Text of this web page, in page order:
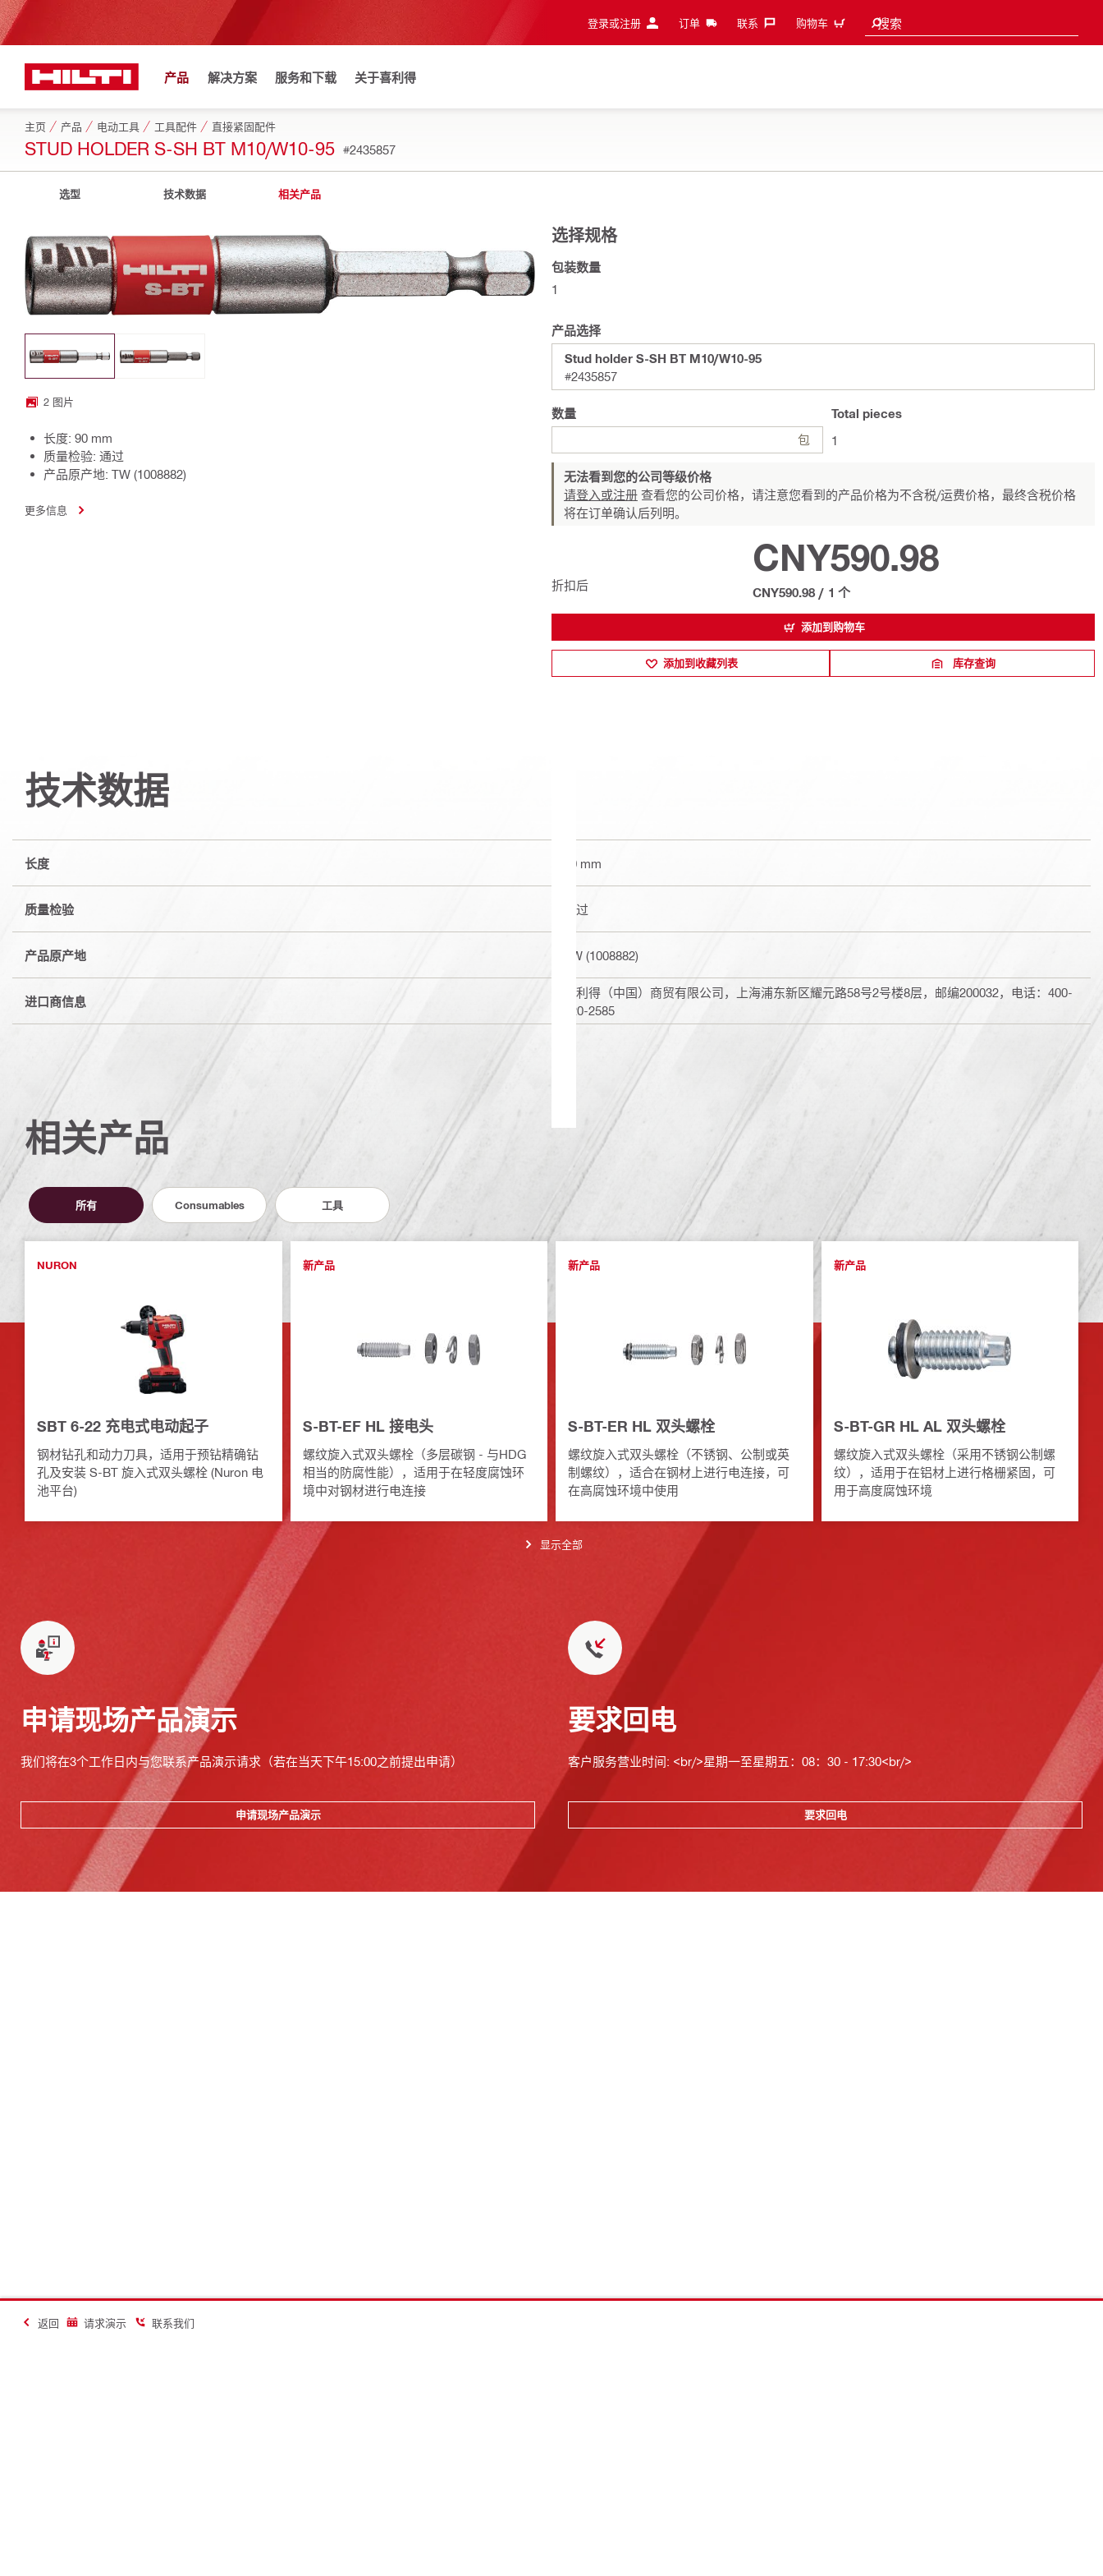
登录或注册 订单 联系‎ 购物车 搜索
Search suggestions
产品 解决方案 服务和下载 关于喜利得
主页 产品 电动工具 工具配件 直接紧固配件
STUD HOLDER S-SH BT M10/W10-95 #2435857
选型 技术数据 相关产品
2 图片
长度: 90 mm
质量检验: 通过
产品原产地: TW (1008882)
更多信息
选择规格
包装数量
1
产品选择
Stud holder S-SH BT M10/W10-95
#2435857
数量
包
Total pieces
1
无法看到您的公司等级价格
请登入或注册 查看您的公司价格，请注意您看到的产品价格为不含税/运费价格，最终含税价格
将在订单确认后列明。
折扣后
CNY590.98
CNY590.98 / 1 个
添加到购物车
添加到收藏列表 库存查询
技术数据
长度 90 mm
质量检验 通过
产品原产地 TW (1008882)
进口商信息
喜利得（中国）商贸有限公司，上海浦东新区耀元路58号2号楼8层，邮编200032，电话：400-
820-2585
相关产品
所有 Consumables 工具
NURON
SBT 6-22 充电式电动起子
钢材钻孔和动力刀具，适用于预钻精确钻
孔及安装 S-BT 旋入式双头螺栓 (Nuron 电
池平台)
新产品
S-BT-EF HL 接电头
螺纹旋入式双头螺栓（多层碳钢 - 与HDG
相当的防腐性能），适用于在轻度腐蚀环
境中对钢材进行电连接
新产品
S-BT-ER HL 双头螺栓
螺纹旋入式双头螺栓（不锈钢、公制或英
制螺纹），适合在钢材上进行电连接，可
在高腐蚀环境中使用
新产品
S-BT-GR HL AL 双头螺栓
螺纹旋入式双头螺栓（采用不锈钢公制螺
纹），适用于在铝材上进行格栅紧固，可
用于高度腐蚀环境
显示全部
申请现场产品演示
我们将在3个工作日内与您联系产品演示请求（若在当天下午15:00之前提出申请）
申请现场产品演示
要求回电
客户服务营业时间: <br/>星期一至星期五：08：30 - 17:30<br/>
要求回电
返回 请求演示 联系我们